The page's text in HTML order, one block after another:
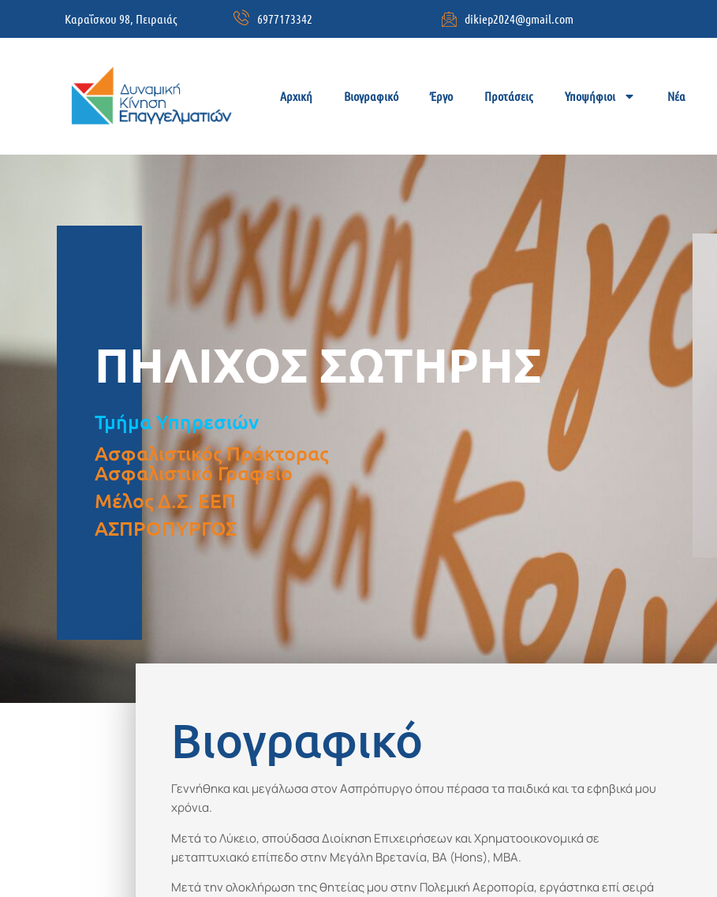
Καραΐσκου 98, Πειραιάς 6977173342 dikiep2024@gmail.com
Αρχική Βιογραφικό Έργο Προτάσεις Υποψήφιοι Νέα
ΠΗΛΙΧΟΣ ΣΩΤΗΡΗΣ
Τμήμα Υπηρεσιών
Ασφαλιστικός Πράκτορας
Ασφαλιστικό Γραφείο
Μέλος Δ.Σ. ΕΕΠ
ΑΣΠΡΟΠΥΡΓΟΣ
Βιογραφικό
Γεννήθηκα και μεγάλωσα στον Ασπρόπυργο όπου πέρασα τα παιδικά και τα εφηβικά μου
χρόνια.
Μετά το Λύκειο, σπούδασα Διοίκηση Επιχειρήσεων και Χρηματοοικονομικά σε
μεταπτυχιακό επίπεδο στην Μεγάλη Βρετανία, ΒΑ (Ηons), MBA.
Μετά την ολοκλήρωση της θητείας μου στην Πολεμική Αεροπορία, εργάστηκα επί σειρά